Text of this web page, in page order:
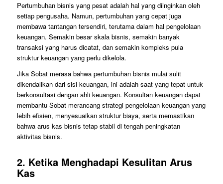
Pertumbuhan bisnis yang pesat adalah hal yang diinginkan oleh
setiap pengusaha. Namun, pertumbuhan yang cepat juga
membawa tantangan tersendiri, terutama dalam hal pengelolaan
keuangan. Semakin besar skala bisnis, semakin banyak
transaksi yang harus dicatat, dan semakin kompleks pula
struktur keuangan yang perlu dikelola.
Jika Sobat merasa bahwa pertumbuhan bisnis mulai sulit
dikendalikan dari sisi keuangan, ini adalah saat yang tepat untuk
berkonsultasi dengan ahli keuangan. Konsultan keuangan dapat
membantu Sobat merancang strategi pengelolaan keuangan yang
lebih efisien, menyesuaikan struktur biaya, serta memastikan
bahwa arus kas bisnis tetap stabil di tengah peningkatan
aktivitas bisnis.
2. Ketika Menghadapi Kesulitan Arus
Kas